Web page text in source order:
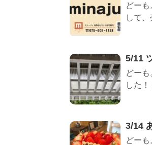
どー
して
5/11
どー
した
3/14
どー